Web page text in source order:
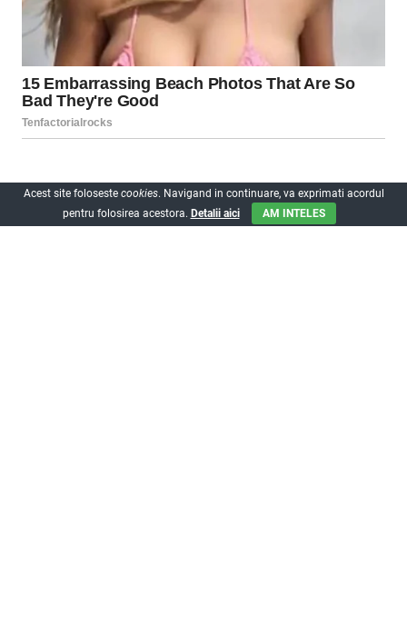
Acest site foloseste cookies. Navigand in continuare, va exprimati acordul
pentru folosirea acestora. Detalii aici AM INTELES